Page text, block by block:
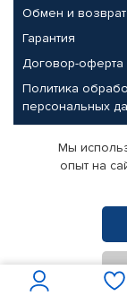
Обмен и возврат
Гарантия
Договор-оферта
Политика
персональных
Партнерам
Корпоративным
Поставщикам
© КАМАЗ ЦЕНТР
Интернет-магазин
Мы
опыт на